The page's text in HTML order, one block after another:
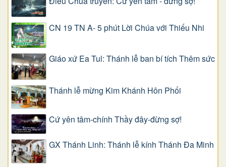
CN 19 TN A- 5 phút Lời Chúa với Thiếu Nhi
Giáo xứ Ea Tul: Thánh lễ ban bí tích Thêm sức
Thánh lễ mừng Kim Khánh Hôn Phối
Cứ yên tâm-chính Thầy đây-đừng sợ!
GX Thánh Linh: Thánh lễ kính Thánh Đa Minh